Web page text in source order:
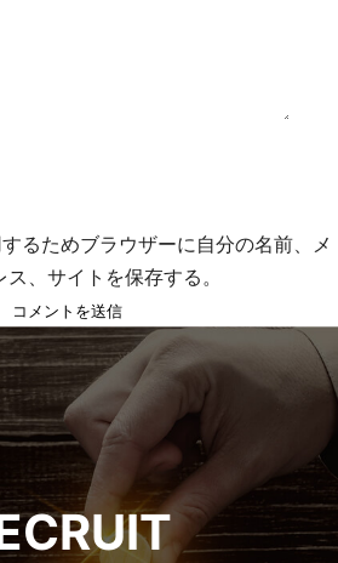
るためブラウザーに自分の名前、メ
、サイトを保存する。